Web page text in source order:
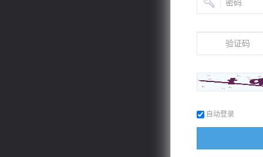
自动登录